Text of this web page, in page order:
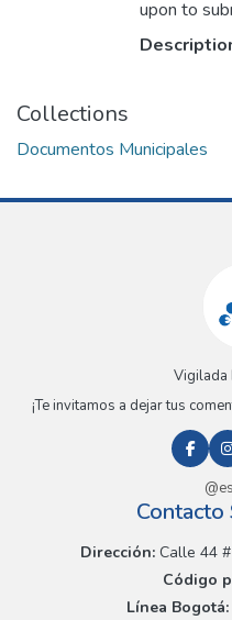
upon to
Collections
Documentos Municipales
Vigilada
¡Te invitamos a dejar tus
Contacto
Dirección:Calle 44 #
Código
Línea Bogotá: